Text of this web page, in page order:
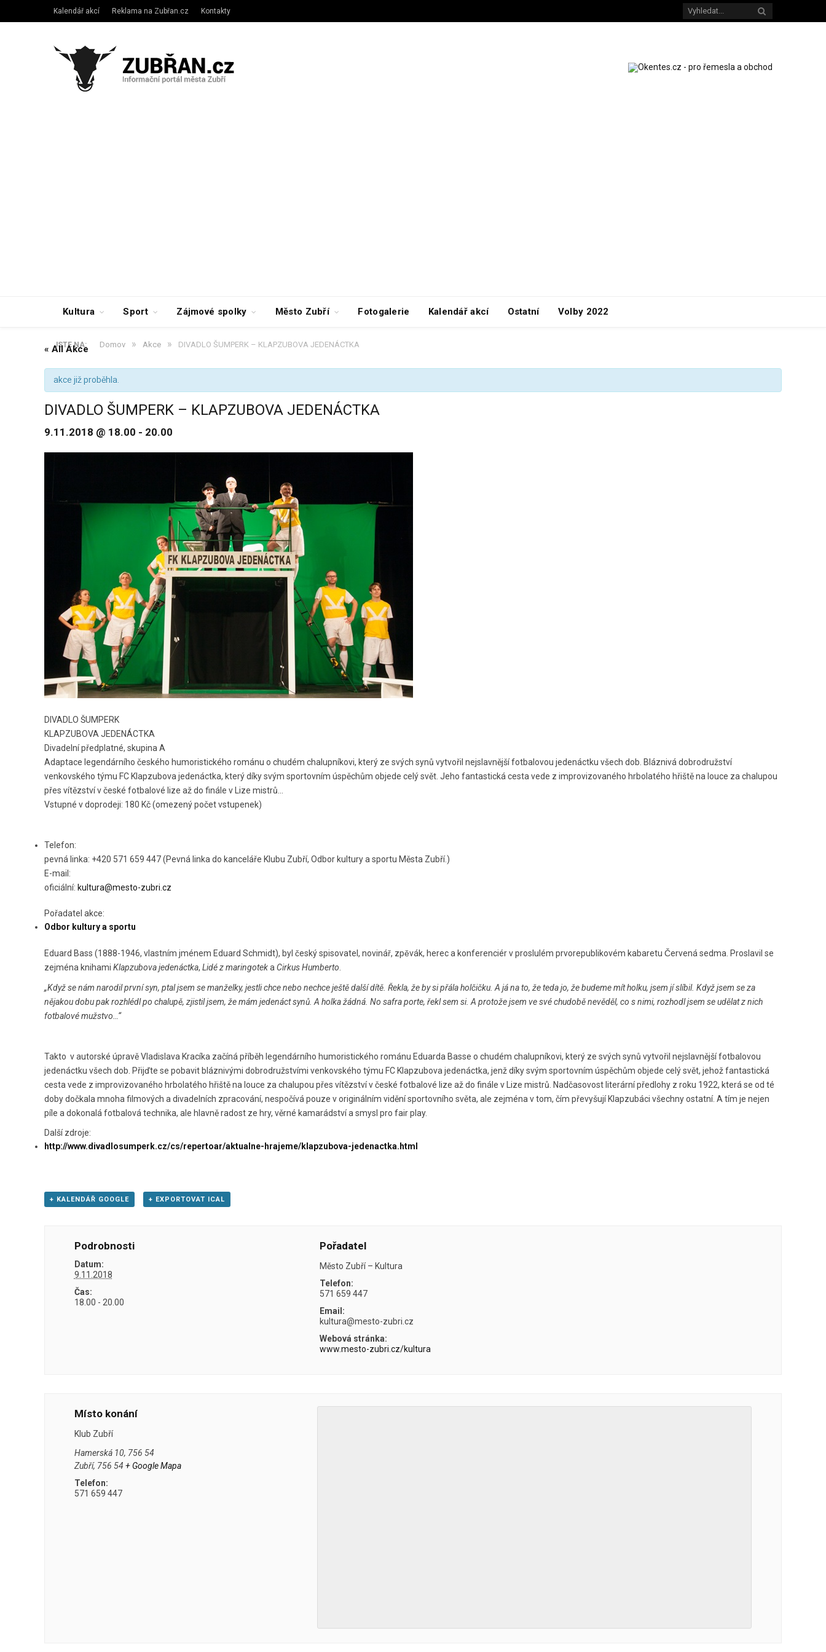
Kalendář akcí Reklama na Zubřan.cz Kontakty
Kultura Sport Zájmové spolky Město Zubří Fotogalerie Kalendář akcí Ostatní Volby 2022
JSTE NA: Domov » Akce » DIVADLO ŠUMPERK – KLAPZUBOVA JEDENÁCTKA
« All Akce
akce již proběhla.
DIVADLO ŠUMPERK – KLAPZUBOVA JEDENÁCTKA
9.11.2018 @ 18.00 - 20.00
DIVADLO ŠUMPERK
KLAPZUBOVA JEDENÁCTKA
Divadelní předplatné, skupina A
Adaptace legendárního českého humoristického románu o chudém chalupníkovi, který ze svých synů vytvořil nejslavnější fotbalovou jedenáctku všech dob. Bláznivá dobrodružství
venkovského týmu FC Klapzubova jedenáctka, který díky svým sportovním úspěchům objede celý svět. Jeho fantastická cesta vede z improvizovaného hrbolatého hřiště na louce za chalupou
přes vítězství v české fotbalové lize až do finále v Lize mistrů…
Vstupné v doprodeji: 180 Kč (omezený počet vstupenek)
Telefon:
pevná linka: +420 571 659 447 (Pevná linka do kanceláře Klubu Zubří, Odbor kultury a sportu Města Zubří.)
E-mail:
oficiální: kultura@mesto-zubri.cz
Pořadatel akce:
Odbor kultury a sportu
Eduard Bass (1888-1946, vlastním jménem Eduard Schmidt), byl český spisovatel, novinář, zpěvák, herec a konferenciér v proslulém prvorepublikovém kabaretu Červená sedma. Proslavil se
zejména knihami Klapzubova jedenáctka, Lidé z maringoteka Cirkus Humberto
„Když se nám narodil první syn, ptal jsem se manželky, jestli chce nebo nechce ještě další dítě. Řekla, že by si přála holčičku. A já na to, že teda jo, že budeme mít holku, jsem jí slíbil. Když jsem se za
nějakou dobu pak rozhlédl po chalupě, zjistil jsem, že mám jedenáct synů. A holka žádná. No safra porte, řekl sem si. A protože jsem ve své chudobě nevěděl, co s nimi, rozhodl jsem se udělat z nich
fotbalové mužstvo…“
Takto v autorské úpravě Vladislava Kracíka začíná příběh legendárního humoristického románu Eduarda Basse o chudém chalupníkovi, který ze svých synů vytvořil nejslavnější fotbalovou
jedenáctku všech dob. Přijďte se pobavit bláznivými dobrodružstvími venkovského týmu FC Klapzubova jedenáctka, jenž díky svým sportovním úspěchům objede celý svět, jehož fantastická
cesta vede z improvizovaného hrbolatého hřiště na louce za chalupou přes vítězství v české fotbalové lize až do finále v Lize mistrů. Nadčasovost literární předlohy z roku 1922, která se od té
doby dočkala mnoha filmových a divadelních zpracování, nespočívá pouze v originálním vidění sportovního světa, ale zejména v tom, čím převyšují Klapzubáci všechny ostatní. A tím je nejen
píle a dokonalá fotbalová technika, ale hlavně radost ze hry, věrné kamarádství a smysl pro fair play.
Další zdroje:
http://www.divadlosumperk.cz/cs/repertoar/aktualne-hrajeme/klapzubova-jedenactka.html
+ KALENDÁŘ GOOGLE + EXPORTOVAT ICAL
Podrobnosti
Datum:
9.11.2018
Čas:
18.00 - 20.00
Pořadatel
Město Zubří – Kultura
Telefon:
571 659 447
Email:
kultura@mesto-zubri.cz
Webová stránka:
www.mesto-zubri.cz/kultura
Místo konání
Klub Zubří
Hamerská 10, 756 54
Zubří, 756 54 + Google Mapa
Telefon:
571 659 447